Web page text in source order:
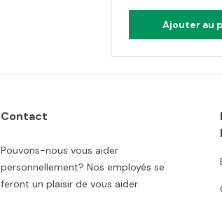
Ajouter au
Contact
Pouvons-nous vous aider
personnellement? Nos employés se
feront un plaisir de vous aider.